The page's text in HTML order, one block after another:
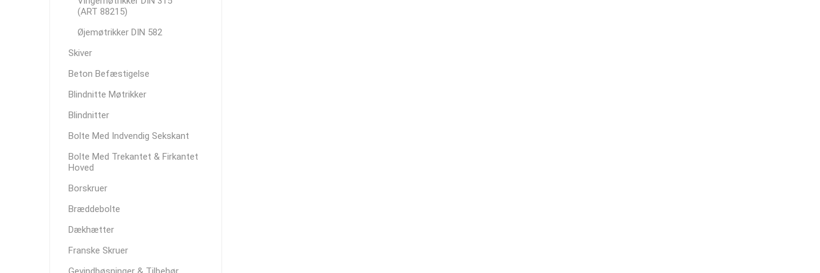
(ART 88215)
Øjemøtrikker DIN 582
Skiver
Beton Befæstigelse
Blindnitte Møtrikker
Blindnitter
Bolte Med Indvendig Sekskant
Bolte Med Trekantet & Firkantet
Hoved
Borskruer
Bræddebolte
Dækhætter
Franske Skruer